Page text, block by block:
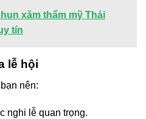
xăm thẩm mỹ Thái
tín
lễ hội
nên:
nghi lễ quan trọng.